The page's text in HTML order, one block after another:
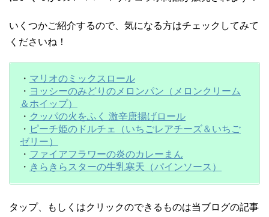
いくつかご紹介するので、気になる方はチェックしてみて
くださいね！
・ マリオのミックスロール
・ ヨッシーのみどりのメロンパン（メロンクリーム
＆ホイップ）
・ クッパの火をふく 激辛唐揚げロール
・ ピーチ姫のドルチェ（いちごレアチーズ＆いちご
ゼリー）
・ ファイアフラワーの炎のカレーまん
・ きらきらスターの牛乳寒天（パインソース）
タップ、もしくはクリックのできるものは当ブログの記事